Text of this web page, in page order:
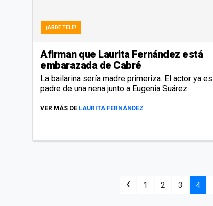
¡ARDE TELE!
Afirman que Laurita Fernández está
embarazada de Cabré
La bailarina sería madre primeriza. El actor ya es
padre de una nena junto a Eugenia Suárez.
VER MÁS DE LAURITA FERNÁNDEZ
‹ 1 2 3 4